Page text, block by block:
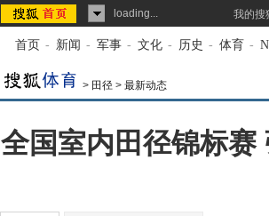
loading... 我的搜
首页 - 新闻 - 军事 - 文化 - 历史 - 体育 -
> 田径 > 最新动态
全国室内田径锦标赛